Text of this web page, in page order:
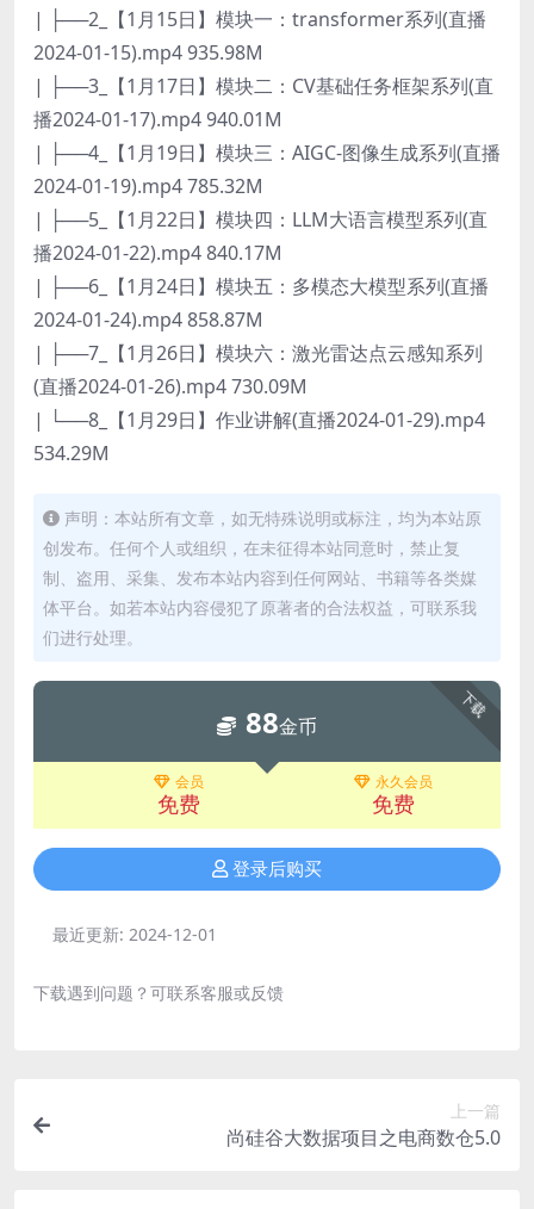
| ├──2_【1月15日】模块一：transformer系列(直播
2024-01-15).mp4 935.98M
| ├──3_【1月17日】模块二：CV基础任务框架系列(直
播2024-01-17).mp4 940.01M
| ├──4_【1月19日】模块三：AIGC-图像生成系列(直播
2024-01-19).mp4 785.32M
| ├──5_【1月22日】模块四：LLM大语言模型系列(直
播2024-01-22).mp4 840.17M
| ├──6_【1月24日】模块五：多模态大模型系列(直播
2024-01-24).mp4 858.87M
| ├──7_【1月26日】模块六：激光雷达点云感知系列
(直播2024-01-26).mp4 730.09M
| └──8_【1月29日】作业讲解(直播2024-01-29).mp4
534.29M
声明：本站所有文章，如无特殊说明或标注，均为本站原
创发布。任何个人或组织，在未征得本站同意时，禁止复
制、盗用、采集、发布本站内容到任何网站、书籍等各类媒
体平台。如若本站内容侵犯了原著者的合法权益，可联系我
们进行处理。
下载
88金币
会员
免费
永久会员
免费
登录后购买
最近更新: 2024-12-01
下载遇到问题？可联系客服或反馈
上一篇
尚硅谷大数据项目之电商数仓5.0